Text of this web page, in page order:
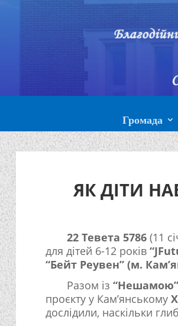
Громада
ЯК ДІТИ
22 Тевета 5786(11
для дітей 6-12 років
“Бейт Реувен” (м.
Разом із “Нешамою”
проєкту у Кам’янському
дослідили, наскільки